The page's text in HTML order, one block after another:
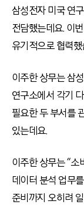
삼성전자 미국 연
전담했는데요. 이
유기적으로 협력했
이주한 상무는 삼
연구소에서 각기
필요한 두 부서를
있는데요.
이주한 상무는 “소
데이터 분석 업무
준비까지 오히려